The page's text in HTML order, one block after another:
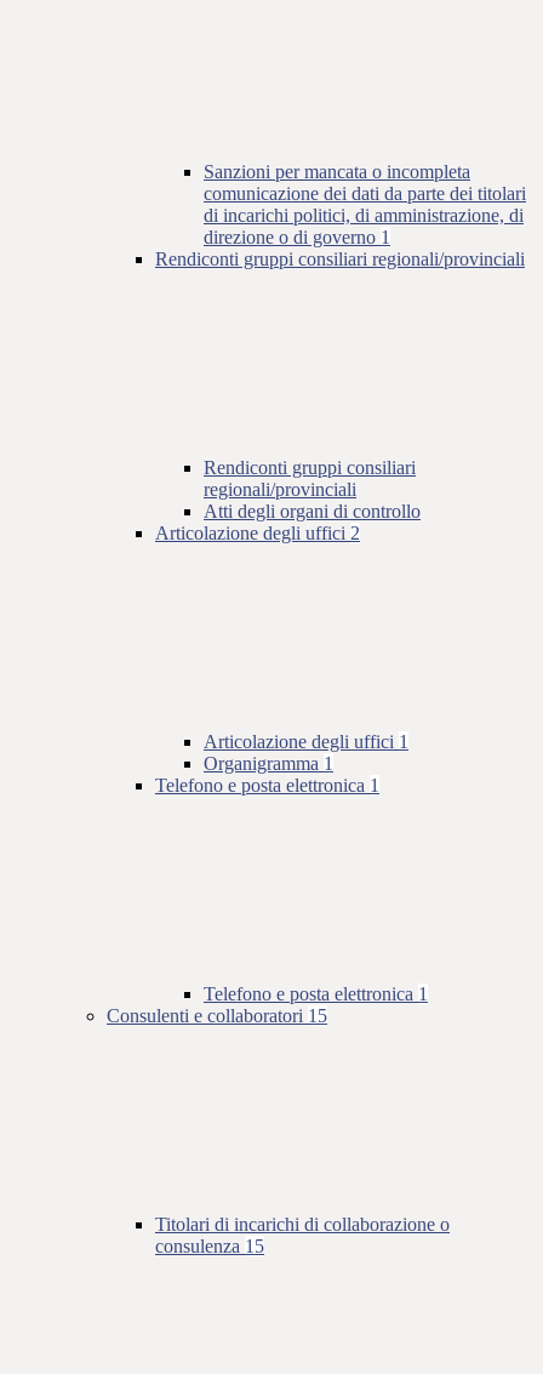
Sanzioni per mancata o incompleta
comunicazione dei dati da parte dei titolari
di incarichi politici, di amministrazione, di
direzione o di governo 1
Rendiconti gruppi consiliari regionali/provinciali
Rendiconti gruppi consiliari
regionali/provinciali
Atti degli organi di controllo
Articolazione degli uffici 2
Articolazione degli uffici 1
Organigramma 1
Telefono e posta elettronica 1
Telefono e posta elettronica 1
Consulenti e collaboratori 15
Titolari di incarichi di collaborazione o
consulenza 15